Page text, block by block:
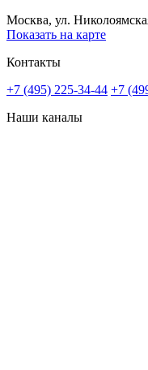
Москва, ул.
Показать на карте
Контакты
+7 (495) 225-34-44 +7
Наши каналы